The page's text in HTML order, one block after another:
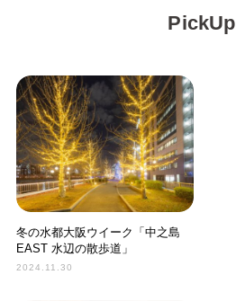
PickUp
冬の水都大阪ウイーク「中之島
EAST 水辺の散歩道」
2024.11.30